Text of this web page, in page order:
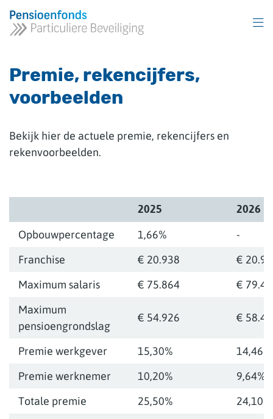
en
naar
inhoud
Premie, rekencijfers,
voorbeelden
Bekijk hier de actuele premie, rekencijfers en
rekenvoorbeelden.
2025 2026
Opbouwpercentage 1,66%
-
Franchise
€ 20.938
€
Maximum salaris
€ 75.864
€
Maximum
pensioengrondslag
€ 54.926 €
Premie werkgever 15,30%
14,46%
Premie werknemer
10,20%
9,64%
Totale premie
25,50%
24,10%